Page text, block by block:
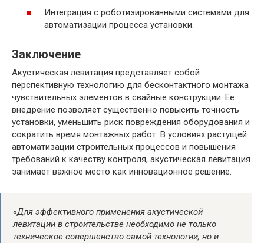
Интеграция с роботизированными системами для
автоматизации процесса установки.
Заключение
Акустическая левитация представляет собой
перспективную технологию для бесконтактного монтажа
чувствительных элементов в свайные конструкции. Ее
внедрение позволяет существенно повысить точность
установки, уменьшить риск повреждения оборудования и
сократить время монтажных работ. В условиях растущей
автоматизации строительных процессов и повышения
требований к качеству контроля, акустическая левитация
занимает важное место как инновационное решение.
«Для эффективного применения акустической
левитации в строительстве необходимо не только
техническое совершенство самой технологии, но и